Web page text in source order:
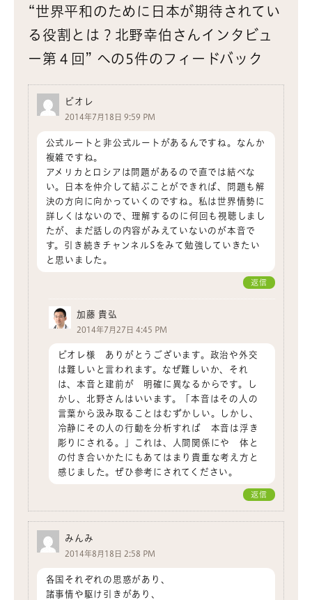
“世界平和のために日本が期待されてい
る役割とは？北野幸伯さんインタビュ
ー第４回” への5件のフィードバック
ビオレ
2014年7月18日 9:59 PM
公式ルートと非公式ルートがあるんですね。なんか
複雑ですね。
アメリカとロシアは問題があるので直では結べな
い。日本を仲介して結ぶことができれば、問題も解
決の方向に向かっていくのですね。私は世界情勢に
詳しくはないので、理解するのに何回も視聴しまし
たが、まだ話しの内容がみえていないのが本音で
す。引き続きチャンネルSをみて勉強していきたい
と思いました。
返信
加藤 貴弘
2014年7月27日 4:45 PM
ビオレ様 ありがとうございます。政治や外交
は難しいと言われます。なぜ難しいか、それ
は、本音と建前が 明確に異なるからです。し
かし、北野さんはいいます。「本音はその人の
言葉から汲み取ることはむずかしい。しかし、
冷静にその人の行動を分析すれば 本音は浮き
彫りにされる。」これは、人間関係にや 体と
の付き合いかたにもあてはまり貴重な考え方と
感じました。ぜひ参考にされてください。
返信
みんみ
2014年8月18日 2:58 PM
各国それぞれの思惑があり、
諸事情や駆け引きがあり、